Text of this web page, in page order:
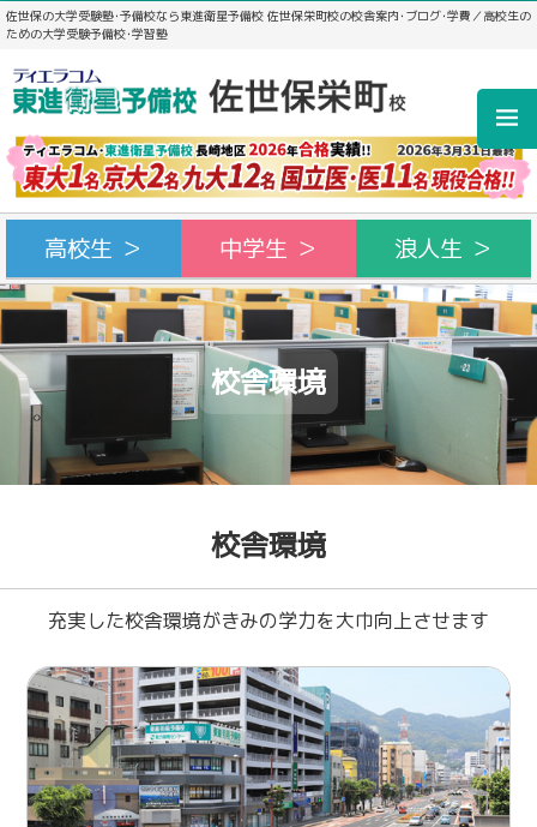
佐世保の大学受験塾･予備校なら東進衛星予備校 佐世保栄町校の校舎案内･ブログ･学費／高校生の
ための大学受験予備校･学習塾
高校生 ＞ 中学生 ＞ 浪人生 ＞
校舎環境
校舎環境
充実した校舎環境がきみの学力を大巾向上させます